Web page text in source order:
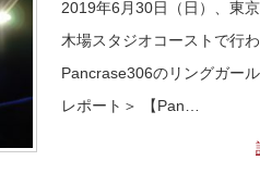
2019年6月30日（日）、東
木場スタジオコーストで行
Pancrase306のリングガー
レポート＞ 【Pan…